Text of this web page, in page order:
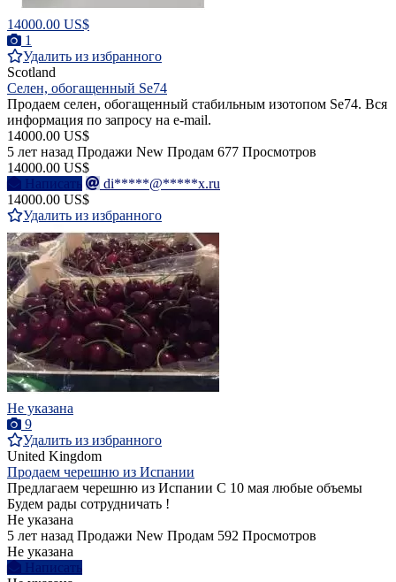
14000.00 US$
1
Удалить из избранного
Scotland
Селен, обогащенный Se74
Продаем селен, обогащенный стабильным изотопом Se74. Вся
информация по запросу на e-mail.
14000.00 US$
5 лет назад Продажи New Продам 677 Просмотров
14000.00 US$
Написать
di*****@*****x.ru
14000.00 US$
Удалить из избранного
Не указана
9
Удалить из избранного
United Kingdom
Продаем черешню из Испании
Предлагаем черешню из Испании С 10 мая любые объемы
Будем рады сотрудничать !
Не указана
5 лет назад Продажи New Продам 592 Просмотров
Не указана
Написать